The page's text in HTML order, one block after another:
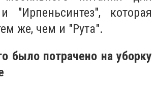
"Ирпеньсинтез", которая
же, чем и "Рута".
было потрачено на уборку